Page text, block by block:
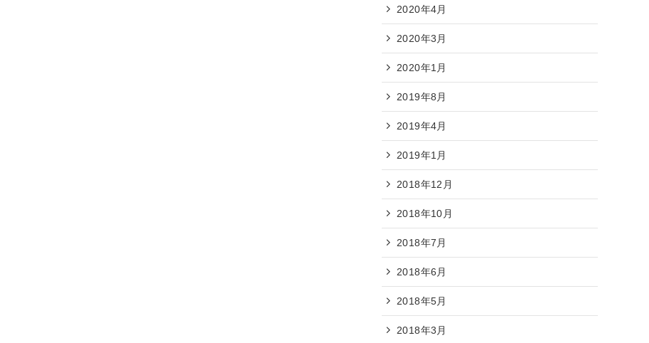
2020年4月
2020年3月
2020年1月
2019年8月
2019年4月
2019年1月
2018年12月
2018年10月
2018年7月
2018年6月
2018年5月
2018年3月